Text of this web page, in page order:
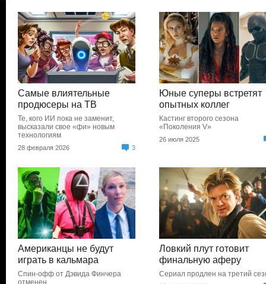
Самые влиятельные
продюсеры на ТВ
Те, кого ИИ пока не заменит,
высказали свое «фи» новым
технологиям
28 февраля 2026 3
Юные суперы встретят
опытных коллег
Кастинг второго сезона
«Поколения V»
26 июля 2025
Американцы не будут
играть в кальмара
Спин-офф от Дэвида Финчера
отменен
Ловкий плут готовит
финальную аферу
Сериал продлен на третий